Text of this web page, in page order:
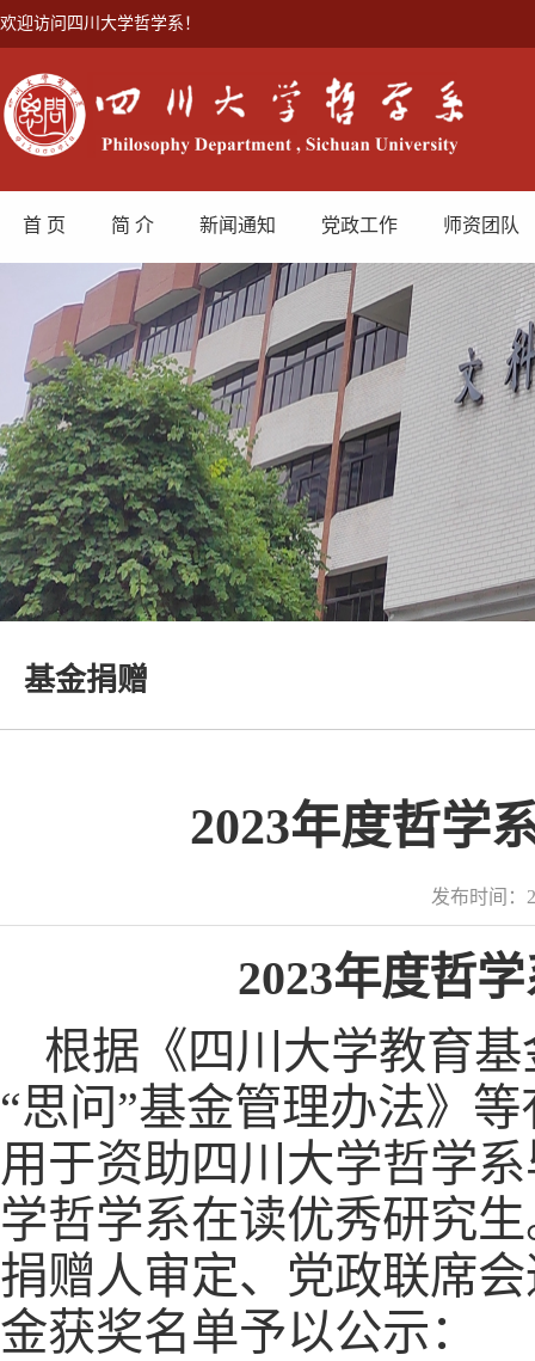
欢迎访问四川大学哲学系！
首 页 简 介 新闻通知 党政工作 师资团队
基金捐赠
2023年度哲学
发布时间
2023年度哲
根据《四川大学教育
“思问”基金管理办法》
用于资助四川大学哲学
学哲学系在读优秀研究
捐赠人审定、党政联席
金获奖名单予以公示：